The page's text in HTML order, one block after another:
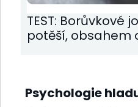
TEST: Borůvkové
potěší, obsahem
Psychologie